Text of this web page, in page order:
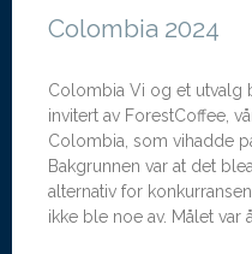
Colombia 2024
Colombia Vi og et utvalg
invitert av ForestCoffee,
Colombia, som vihadde
Bakgrunnen var at det
alternativ for
ikke ble noe av. Målet